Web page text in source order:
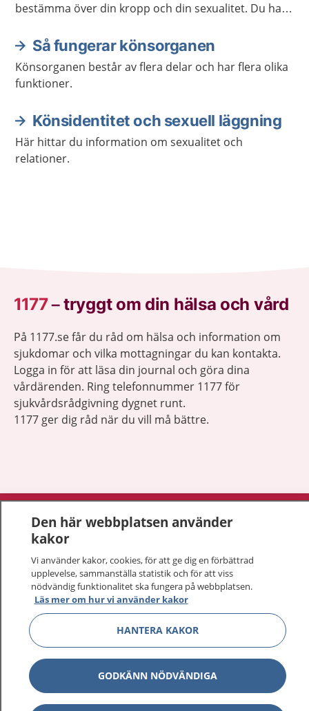
bestämma över din kropp och din sexualitet. Du har
hittar du mer information och stöd för att ta hand
om din sexuella hälsa.
Så fungerar könsorganen
Könsorganen består av flera delar och har flera olika
funktioner.
Könsidentitet och sexuell läggning
Här hittar du information om sexualitet och
relationer.
1177–tryggt om din hälsa och vård
På 1177.se får du råd om hälsa och information om
sjukdomar och vilka mottagningar du kan kontakta.
Logga in för att läsa din journal och göra dina
vårdärenden. Ring telefonnummer 1177 för
sjukvårdsrådgivning dygnet runt.
1177 ger dig råd när du vill må bättre.
Kontakt
Behandling av personuppgifter
Hantering av kakor
Den här webbplatsen använder
kakor
Vi använder kakor, cookies, för att ge dig en förbättrad
upplevelse, sammanställa statistik och för att viss
nödvändig funktionalitet ska fungera på webbplatsen.
Läs mer om hur vi använder kakor
HANTERA KAKOR
GODKÄNN NÖDVÄNDIGA